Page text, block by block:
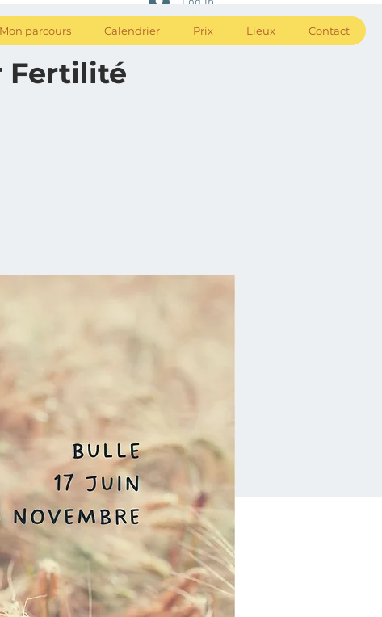
Mon parcours Calendrier Prix Lieux Contact
Fertilité